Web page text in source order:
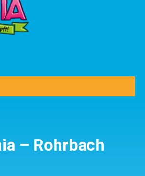
– Rohrbach